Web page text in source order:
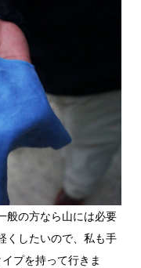
般の方なら山には必要
くしたいので、私も手
プを持って行きま